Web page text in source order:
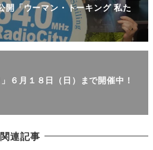
「ウーマン・トーキング 私た
６月１８日（日）まで開催中！
関連記事